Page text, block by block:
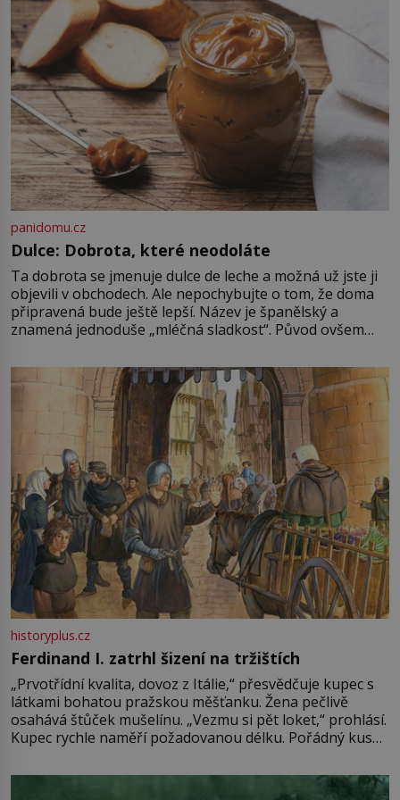
zastáncem stoicismu, učení, […]
panidomu.cz
Dulce: Dobrota, které neodoláte
Ta dobrota se jmenuje dulce de leche a možná už jste ji
objevili v obchodech. Ale nepochybujte o tom, že doma
připravená bude ještě lepší. Název je španělský a
znamená jednoduše „mléčná sladkost“. Původ ovšem
pře hned několik latinskoamerických zemí a k tomu
Francie, kde se traduje,
historyplus.cz
Ferdinand I. zatrhl šizení na tržištích
„Prvotřídní kvalita, dovoz z Itálie,“ přesvědčuje kupec s
látkami bohatou pražskou měšťanku. Žena pečlivě
osahává štůček mušelínu. „Vezmu si pět loket,“ prohlásí.
Kupec rychle naměří požadovanou délku. Pořádný kus
milostpaní. Stačí jenom na sukni,“ zhodnotí švadlena
množství růžového mušelínu. „Ošidili vás, podívejte.“